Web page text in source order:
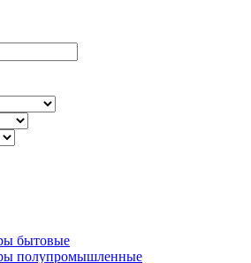
бытовые
полупромышленные